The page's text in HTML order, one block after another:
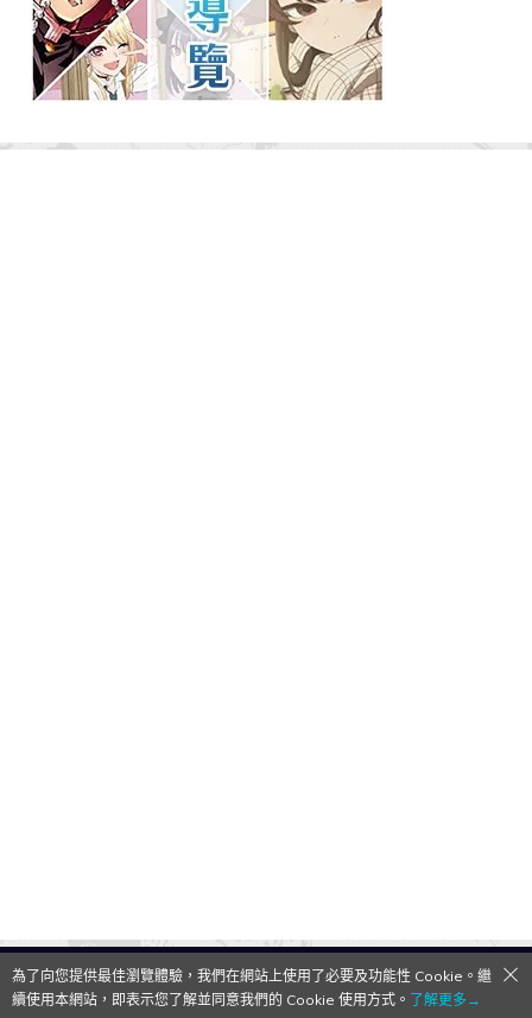
QooApp Limited © 2026
為了向您提供最佳瀏覽體驗，我們在網站上使用了必要及功能性 Cookie。繼
續使用本網站，即表示您了解並同意我們的 Cookie 使用方式。 了解更多→